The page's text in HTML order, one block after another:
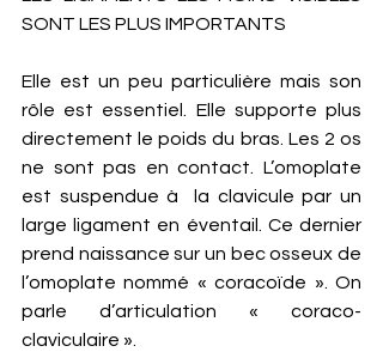
SONT LES PLUS IMPORTANTS
Elle est un peu particulière mais son
rôle est essentiel. Elle supporte plus
directement le poids du bras. Les 2 os
ne sont pas en contact. L’omoplate
est suspendue à  la clavicule par un
large ligament en éventail. Ce dernier
prend naissance sur un bec osseux de
l’omoplate nommé « coracoïde ». On
parle d’articulation « coraco-
claviculaire ».